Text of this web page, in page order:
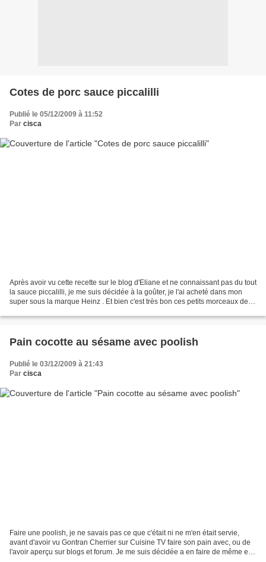
Cotes de porc sauce piccalilli
Publié le 05/12/2009 à 11:52
Par cisca
Après avoir vu cette recette sur le blog d'Eliane et ne connaissant pas du tout
la sauce piccalilli, je me suis décidée à la goûter, je l'ai acheté dans mon
super sous la marque Heinz . Et bien c'est très bon ces petits morceaux de
Pain cocotte au sésame avec poolish
Publié le 03/12/2009 à 21:43
Par cisca
Faire une poolish, je ne savais pas ce que c'était ni ne m'en était servie,
avant d'avoir vu Gontran Cherrier sur Cuisine TV faire son pain avec, ou de
l'avoir aperçu sur blogs et forum. Je me suis décidée a en faire de même et